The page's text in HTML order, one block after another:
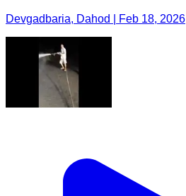
Devgadbaria, Dahod | Feb 18, 2026